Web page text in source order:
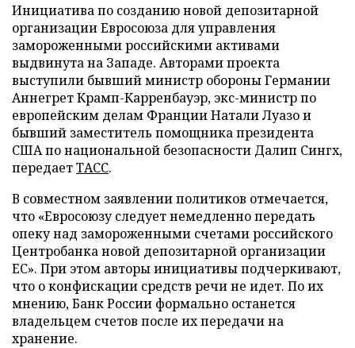
Инициатива по созданию новой депозитарной
организации Евросоюза для управления
замороженными российскими активами
выдвинута на Западе. Авторами проекта
выступили бывший министр обороны Германии
Аннегрет Крамп-Карренбауэр, экс-министр по
европейским делам Франции Натали Луазо и
бывший заместитель помощника президента
США по национальной безопасности Далип Сингх,
передаетТАСС.
В совместном заявлении политиков отмечается,
что «Евросоюзу следует немедленно передать
опеку над замороженными счетами российского
Центробанка новой депозитарной организации
ЕС». При этом авторы инициативы подчеркивают,
что о конфискации средств речи не идет. По их
мнению, Банк России формально останется
владельцем счетов после их передачи на
хранение.